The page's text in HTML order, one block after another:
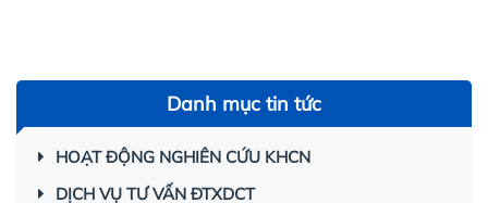
Danh mục tin tức
HOẠT ĐỘNG NGHIÊN CỨU KHCN
DỊCH VỤ TƯ VẤN ĐTXDCT